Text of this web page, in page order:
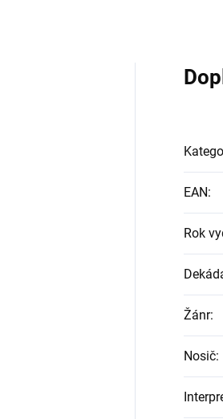
EAN:
Rok
Žánr:
Nosič: